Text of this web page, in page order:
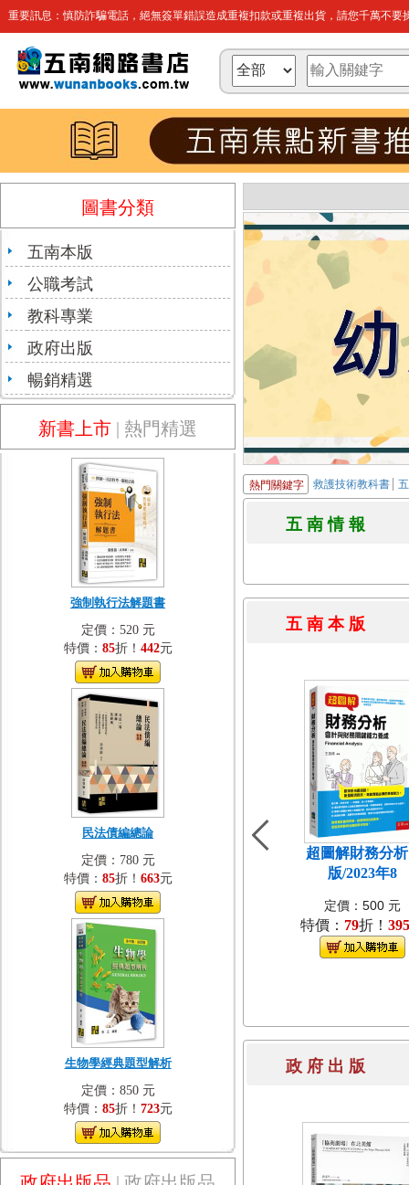
重要訊息：慎防詐騙電話，絕無簽單錯誤造成重複扣款或重複出貨，請您千萬不要
圖書分類
五南本版
公職考試
教科專業
政府出版
暢銷精選
新書上市 | 熱門精選
強制執行法解題書
定價：520 元
特價： 85折！ 442元
民法債編總論
定價：780 元
特價： 85折！ 663元
生物學經典題型解析
定價：850 元
特價： 85折！ 723元
熱門關鍵字 救護技術教科書
五 南 情
五 南 本
超圖解財務分
版/2023年8
定價：500 元
特價： 79折！ 395
政 府 出